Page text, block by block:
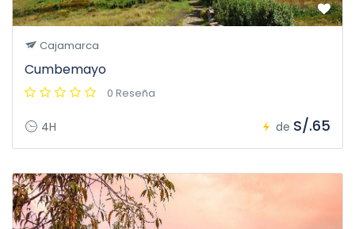
Cajamarca
Cumbemayo
0 Reseña
4H de S/.65